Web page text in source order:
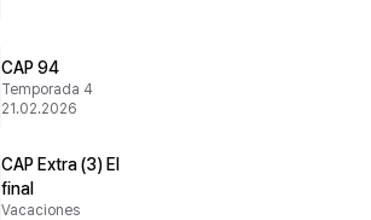
CAP 94
Temporada 4
21.02.2026
CAP Extra (3) El
final
Vacaciones